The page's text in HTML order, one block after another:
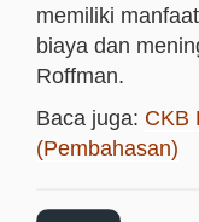
memiliki
biaya dan
Roffman.
Baca juga: CKB
(Pembahasan)